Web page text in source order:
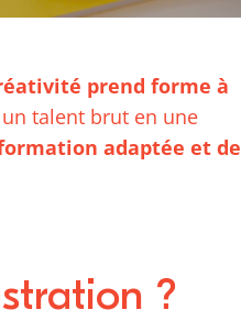
prend forme à
talent brut en une
adaptée et de
?